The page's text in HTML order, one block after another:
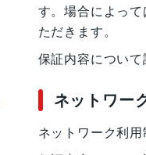
す。場合によっ
ただきます。
保証内容について
ネットワー
ネットワーク利用